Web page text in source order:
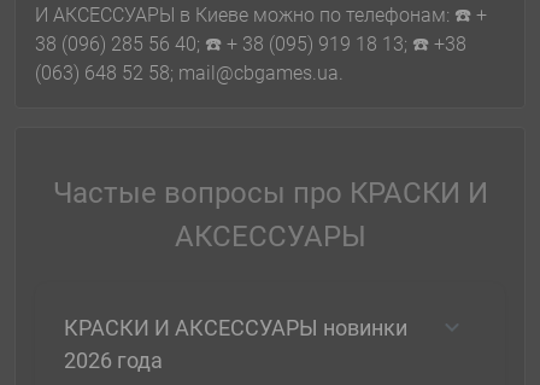
И АКСЕССУАРЫ в Киеве можно по телефонам: ☎️ +
38 (096) 285 56 40; ☎️ + 38 (095) 919 18 13; ☎️ +38
(063) 648 52 58; mail@cbgames.ua.
Частые вопросы про КРАСКИ И
АКСЕССУАРЫ
КРАСКИ И АКСЕССУАРЫ новинки
2026 года